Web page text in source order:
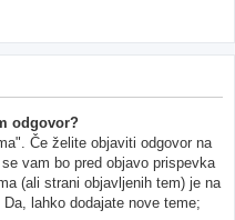
odgovor?
Če želite objaviti odgovor na
vam bo pred objavo prispevka
(ali strani objavljenih tem) je na
lahko dodajate nove teme;